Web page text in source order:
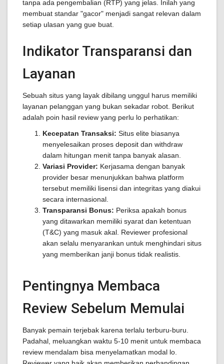
tanpa ada pengembalian (RTP) yang jelas. Inilah yang
membuat standar "gacor" menjadi sangat relevan dalam
setiap ulasan yang gue buat.
Indikator Transparansi dan
Layanan
Sebuah situs yang layak dibilang unggul harus memiliki
layanan pelanggan yang bukan sekadar robot. Berikut
adalah poin hasil review yang perlu lo perhatikan:
Kecepatan Transaksi: Situs elite biasanya
menyelesaikan proses deposit dan withdraw
dalam hitungan menit tanpa banyak alasan.
Variasi Provider: Kerjasama dengan banyak
provider besar menunjukkan bahwa platform
tersebut memiliki lisensi dan integritas yang diakui
secara internasional.
Transparansi Bonus: Periksa apakah bonus
yang ditawarkan memiliki syarat dan ketentuan
(T&C) yang masuk akal. Reviewer profesional
akan selalu menyarankan untuk menghindari situs
yang memberikan janji bonus tidak realistis.
Pentingnya Membaca
Review Sebelum Memulai
Banyak pemain terjebak karena terlalu terburu-buru.
Padahal, meluangkan waktu 5-10 menit untuk membaca
review mendalam bisa menyelamatkan modal lo.